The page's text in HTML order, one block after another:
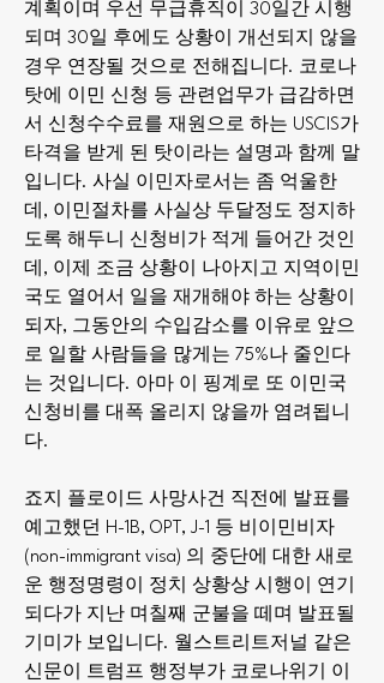
계획이며 우선 무급휴직이 30일간 시행
되며 30일 후에도 상황이 개선되지 않을
경우 연장될 것으로 전해집니다. 코로나
탓에 이민 신청 등 관련업무가 급감하면
서 신청수수료를 재원으로 하는 USCIS가
타격을 받게 된 탓이라는 설명과 함께 말
입니다. 사실 이민자로서는 좀 억울한
데, 이민절차를 사실상 두달정도 정지하
도록 해두니 신청비가 적게 들어간 것인
데, 이제 조금 상황이 나아지고 지역이민
국도 열어서 일을 재개해야 하는 상황이
되자, 그동안의 수입감소를 이유로 앞으
로 일할 사람들을 많게는 75%나 줄인다
는 것입니다. 아마 이 핑계로 또 이민국
신청비를 대폭 올리지 않을까 염려됩니
다.
죠지 플로이드 사망사건 직전에 발표를
예고했던 H-1B, OPT, J-1 등 비이민비자
(non-immigrant visa) 의 중단에 대한 새로
운 행정명령이 정치 상황상 시행이 연기
되다가 지난 며칠째 군불을 떼며 발표될
기미가 보입니다. 월스트리트저널 같은
신문이 트럼프 행정부가 코로나위기 이